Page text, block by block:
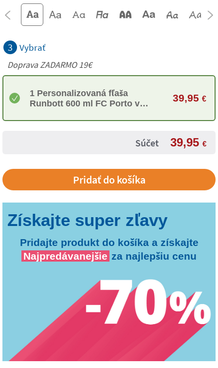
3 Vybrať
Doprava ZADARMO 19€
1 Personalizovaná fľaša
Runbott 600 ml FC Porto v
39,95 €
Súčet 39,95 €
Pridajte produkt do košíka a získajte
Najpredávanejšie za najlepšiu cenu